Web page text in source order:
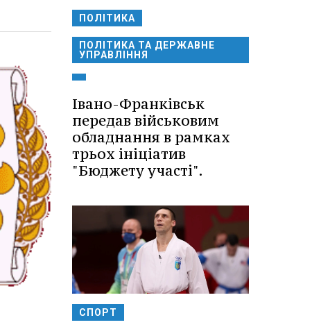
ПОЛІТИКА
ПОЛІТИКА ТА ДЕРЖАВНЕ
УПРАВЛІННЯ
Івано-Франківськ
передав військовим
обладнання в рамках
трьох ініціатив
"Бюджету участі".
СПОРТ